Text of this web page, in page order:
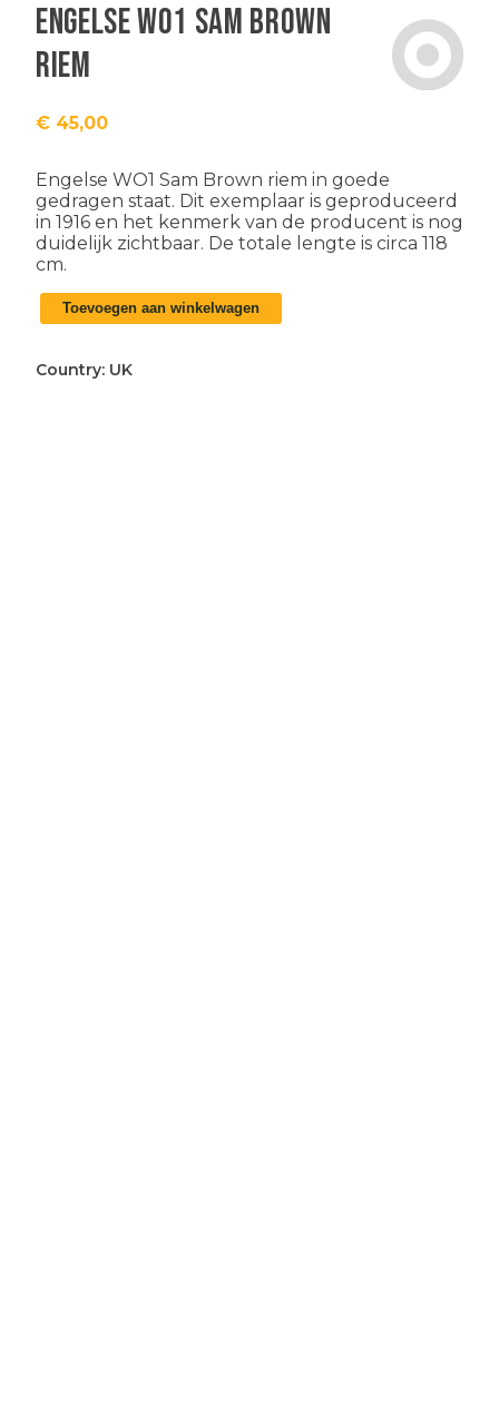
Engelse WO1 Sam Brown
riem
€ 45,00
Engelse WO1 Sam Brown riem in goede
gedragen staat. Dit exemplaar is geproduceerd
in 1916 en het kenmerk van de producent is nog
duidelijk zichtbaar. De totale lengte is circa 118
cm.
Engelse
WO1
Brown
Toevoegen aan winkelwagen
Country: UK